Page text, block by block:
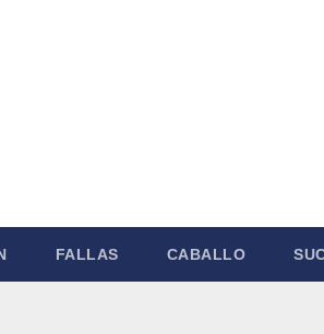
FALLAS CABALLO